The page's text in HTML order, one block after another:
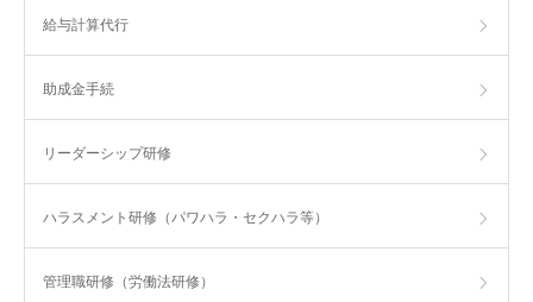
給与計算代行
助成金手続
リーダーシップ研修
ハラスメント研修（パワハラ・セクハラ等）
管理職研修（労働法研修）